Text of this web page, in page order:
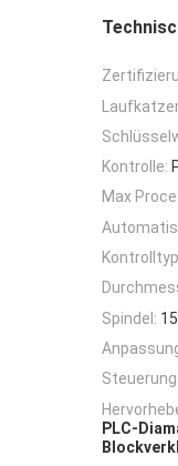
Kontrolle:
Max
Spindel:
PLC-